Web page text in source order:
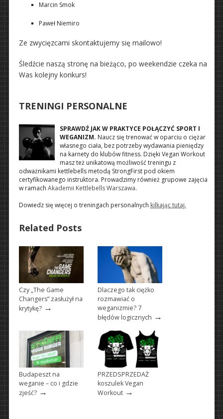
Marcin Smok
Paweł Niemiro
Ze zwycięzcami skontaktujemy się mailowo!
Śledźcie naszą stronę na bieżąco, po weekendzie czeka na
Was kolejny konkurs!
TRENINGI PERSONALNE
SPRAWDŹ JAK W PRAKTYCE POŁĄCZYĆ SPORT I
WEGANIZM. Naucz się trenować w oparciu o ciężar
własnego ciała, bez potrzeby wydawania pieniędzy
na karnety do klubów fitness. Dzięki Vegan Workout
masz też unikatową możliwość treningu z
odważnikami kettlebells metodą StrongFirst pod okiem
certyfikowanego instruktora. Prowadzimy również grupowe zajęcia
w ramach Akademii Kettlebells Warszawa.
Dowiedz się więcej o treningach personalnych kilkając tutaj.
Related Posts
Czy „The Game
Changers” zasłużył na
krytykę?→
Dlaczego tak ciężko
rozmawiać o
weganizmie? 7
błędów logicznych →
Budapeszt na
weganie – co i gdzie
zjeść?→
PRZEDSPRZEDAŻ
koszulek Vegan
Workout→